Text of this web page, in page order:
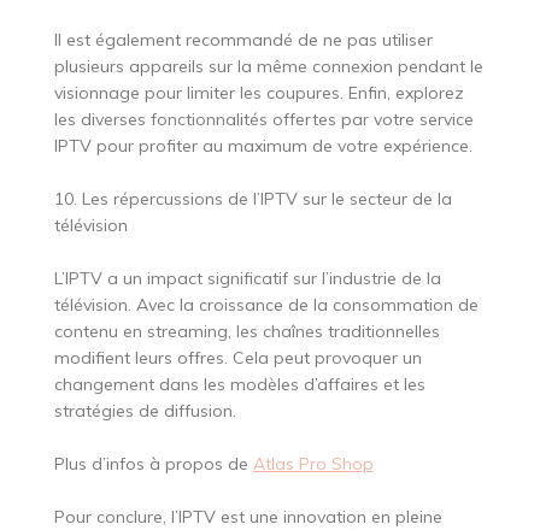
Il est également recommandé de ne pas utiliser
plusieurs appareils sur la même connexion pendant le
visionnage pour limiter les coupures. Enfin, explorez
les diverses fonctionnalités offertes par votre service
IPTV pour profiter au maximum de votre expérience.
10. Les répercussions de l’IPTV sur le secteur de la
télévision
L’IPTV a un impact significatif sur l’industrie de la
télévision. Avec la croissance de la consommation de
contenu en streaming, les chaînes traditionnelles
modifient leurs offres. Cela peut provoquer un
changement dans les modèles d’affaires et les
stratégies de diffusion.
Plus d’infos à propos de Atlas Pro Shop
Pour conclure, l’IPTV est une innovation en pleine